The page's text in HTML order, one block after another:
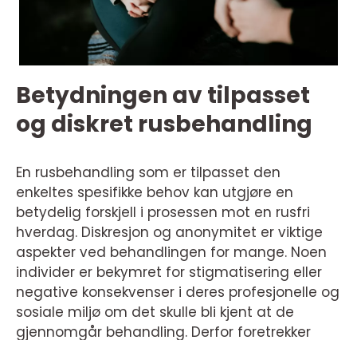
Betydningen av tilpasset
og diskret rusbehandling
En rusbehandling som er tilpasset den
enkeltes spesifikke behov kan utgjøre en
betydelig forskjell i prosessen mot en rusfri
hverdag. Diskresjon og anonymitet er viktige
aspekter ved behandlingen for mange. Noen
individer er bekymret for stigmatisering eller
negative konsekvenser i deres profesjonelle og
sosiale miljø om det skulle bli kjent at de
gjennomgår behandling. Derfor foretrekker